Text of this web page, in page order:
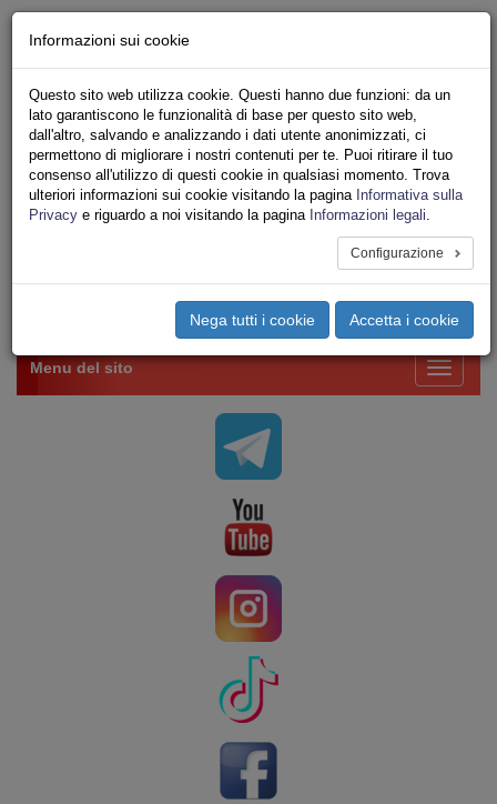
Iscriviti Online
Ricerca
Area Stampa
Privacy
VV.F.
UNIONE SINDACALE DI BASE SETTORE VIGILI
Toggle
Menu del sito
Informazioni sui cookie
Questo sito web utilizza cookie. Questi hanno due funzioni: da un
lato garantiscono le funzionalità di base per questo sito web,
dall'altro, salvando e analizzando i dati utente anonimizzati, ci
permettono di migliorare i nostri contenuti per te. Puoi ritirare il tuo
consenso all'utilizzo di questi cookie in qualsiasi momento. Trova
ulteriori informazioni sui cookie visitando la pagina Informativa sulla
Privacy e riguardo a noi visitando la pagina Informazioni legali.
Configurazione
Nega tutti i cookie Accetta i cookie